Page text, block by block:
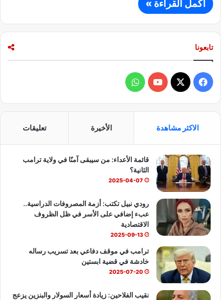
أكمل القراءة »
تابعونا
ي
و
ك
X
Y
T
u
e
ا
ا
ب
الاكثر مشاهدة الأخيرة تعليقات
قائمة الأعداء: من سيبقى آمنًا في ولاية ترامب
الثانية؟
2025-04-07
رودي نبيل تكتب: أزمة المصروفات الدراسية..
عبء إضافي على الأسر في ظل الظروف
الاقتصادية
2025-09-13
ترامب في موقف دفاعي بعد تسريب رساله
خادشة في قضية ابستين
2025-07-20
نقيب الفلاحين: زيادة أسعار السولار والبنزين يزعج